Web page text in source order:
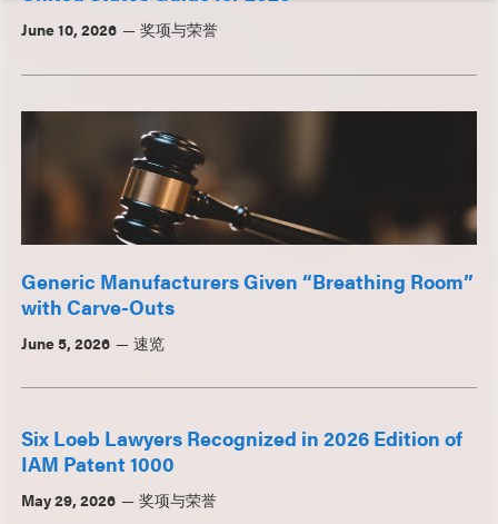
June 10, 2026 奖项与荣誉
Generic Manufacturers Given “Breathing Room”
with Carve-Outs
June 5, 2026 速览
Six Loeb Lawyers Recognized in 2026 Edition of
IAM Patent 1000
May 29, 2026 奖项与荣誉